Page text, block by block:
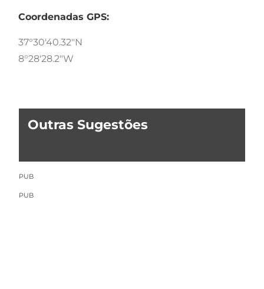
Coordenadas GPS:
37°30'40.32"N
8°28'28.2"W
Outras Sugestões
PUB
PUB